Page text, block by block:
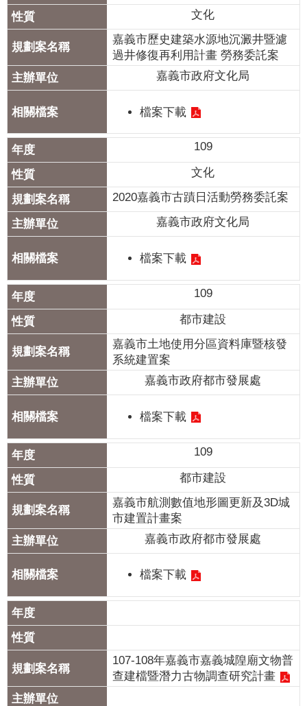
文化
嘉義市歷史建築水源地沉澱井暨濾
過井修復再利用計畫 勞務委託案
嘉義市政府文化局
檔案下載
109
文化
2020嘉義市古蹟日活動勞務委託案
嘉義市政府文化局
檔案下載
109
都市建設
嘉義市土地使用分區資料庫暨核發
系統建置案
嘉義市政府都市發展處
檔案下載
109
都市建設
嘉義市航測數值地形圖更新及3D城
市建置計畫案
嘉義市政府都市發展處
檔案下載
107-108年嘉義市嘉義城隍廟文物普
查建檔暨潛力古物調查研究計畫